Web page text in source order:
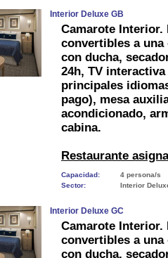
Interior Deluxe GB
Camarote Interior.
convertibles a
con ducha,
24h, TV
principales
pago), mesa
acondicionado,
cabina.
Restaurante
Capacidad:
4 persona/s
Sector:
Interior
Interior Deluxe GC
Camarote Interior.
convertibles a
con ducha,